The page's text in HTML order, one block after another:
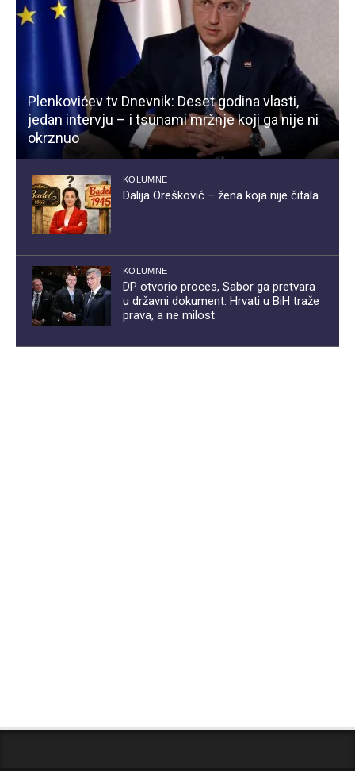
Plenkovićev tv Dnevnik: Deset godina vlasti,
jedan intervju – i tsunami mržnje koji ga nije ni
okrznuo
KOLUMNE
Dalija Orešković – žena koja nije čitala
KOLUMNE
DP otvorio proces, Sabor ga pretvara
u državni dokument: Hrvati u BiH traže
prava, a ne milost